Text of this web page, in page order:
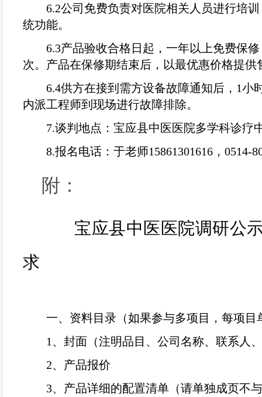
6.2公司免费负责对医院相关人员进行培
统功能。
6.3产品验收合格日起，一年以上免费保
次。产品在保修期结束后，以最优惠价格提供
6.4供方在接到需方设备故障通知后， 1小
内派工程师到现场进行故障排除。
7.谈判地点：宝应县中医医院多学科诊疗
8.报名电话：于老师15861301616 ， 0514-
附：
宝应县中医医院调研公
求
一、资料目录（如果参与多项目，每项目
1 、封面（注明品目、公司名称、联系人
2、产品报价
3、产品详细的配置清单（请单独成页不